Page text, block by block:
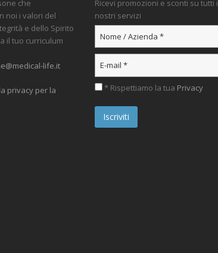
che
noi i valori del
e dello Spirito
il tuo curriculum
life.it
privacy per la
Ricevi promozioni e sconti su tutti i
nostri servizi
* Rispettiamo la tua Privacy